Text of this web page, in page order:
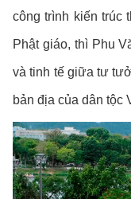
công trình kiến trúc
Phật giáo, thì Phu
và tinh tế giữa tư
bản địa của dân tộc